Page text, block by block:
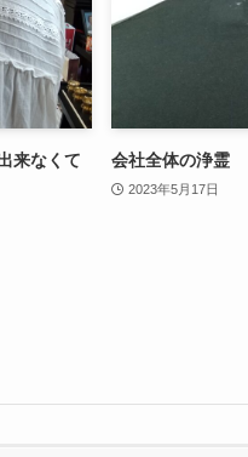
来なくて 会社全体の浄霊
2023年5月17日